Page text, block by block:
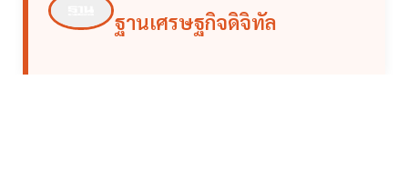
ฐานเศรษฐกิจดิจิทัล